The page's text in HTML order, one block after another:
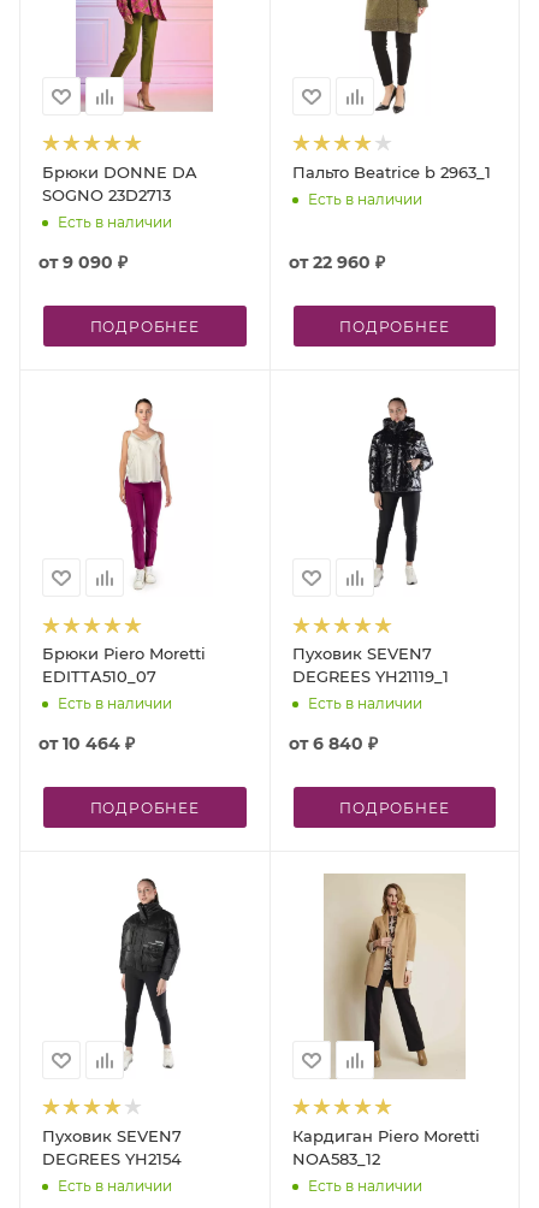
Брюки DONNE DA
SOGNO 23D2713
Есть в наличии
от9 090 ₽
ПОДРОБНЕЕ
Пальто Beatrice b 2963_1
Есть в наличии
от22 960 ₽
ПОДРОБНЕЕ
Брюки Piero Moretti
EDITTA510_07
Есть в наличии
от10 464 ₽
ПОДРОБНЕЕ
Пуховик SEVEN7
DEGREES YH21119_1
Есть в наличии
от6 840 ₽
ПОДРОБНЕЕ
Пуховик SEVEN7
DEGREES YH2154
Есть в наличии
Кардиган Piero Moretti
NOA583_12
Есть в наличии